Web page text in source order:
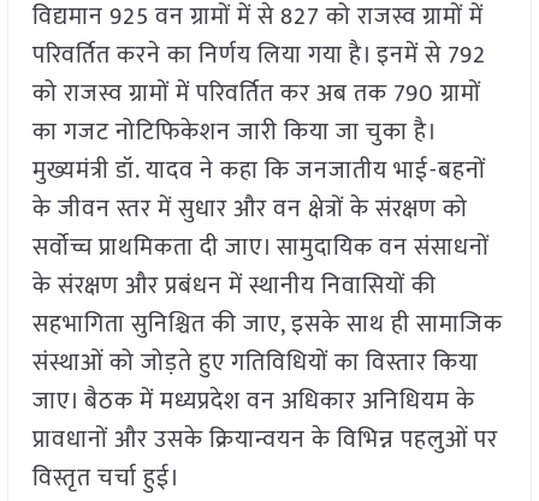
विद्यमान 925 वन ग्रामों में से 827 को राजस्व ग्रामों में
परिवर्तित करने का निर्णय लिया गया है। इनमें से 792
को राजस्व ग्रामों में परिवर्तित कर अब तक 790 ग्रामों
का गजट नोटिफिकेशन जारी किया जा चुका है।
मुख्यमंत्री डॉ. यादव ने कहा कि जनजातीय भाई-बहनों
के जीवन स्तर में सुधार और वन क्षेत्रों के संरक्षण को
सर्वोच्च प्राथमिकता दी जाए। सामुदायिक वन संसाधनों
के संरक्षण और प्रबंधन में स्थानीय निवासियों की
सहभागिता सुनिश्चित की जाए, इसके साथ ही सामाजिक
संस्थाओं को जोड़ते हुए गतिविधियों का विस्तार किया
जाए। बैठक में मध्यप्रदेश वन अधिकार अनिधियम के
प्रावधानों और उसके क्रियान्वयन के विभिन्न पहलुओं पर
विस्तृत चर्चा हुई।